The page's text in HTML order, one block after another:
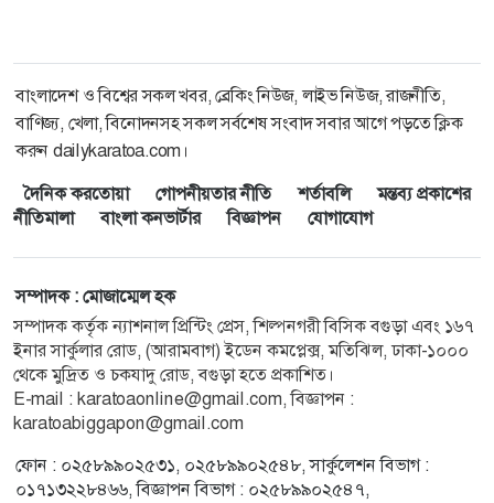
বাংলাদেশ ও বিশ্বের সকল খবর, ব্রেকিং নিউজ, লাইভ নিউজ, রাজনীতি,
বাণিজ্য, খেলা, বিনোদনসহ সকল সর্বশেষ সংবাদ সবার আগে পড়তে ক্লিক
করুন dailykaratoa.com।
দৈনিক করতোয়া
গোপনীয়তার নীতি শর্তাবলি
মন্তব্য প্রকাশের
নীতিমালা
বাংলা কনভার্টার বিজ্ঞাপন যোগাযোগ
সম্পাদক : মোজাম্মেল হক
সম্পাদক কর্তৃক ন্যাশনাল প্রিন্টিং প্রেস, শিল্পনগরী বিসিক বগুড়া এবং ১৬৭
ইনার সার্কুলার রোড, (আরামবাগ) ইডেন কমপ্লেক্স, মতিঝিল, ঢাকা-১০০০
থেকে মুদ্রিত ও চকযাদু রোড, বগুড়া হতে প্রকাশিত।
E-mail : karatoaonline@gmail.com, বিজ্ঞাপন :
karatoabiggapon@gmail.com
ফোন : ০২৫৮৯৯০২৫৩১, ০২৫৮৯৯০২৫৪৮, সার্কুলেশন বিভাগ :
০১৭১৩২২৮৪৬৬, বিজ্ঞাপন বিভাগ : ০২৫৮৯৯০২৫৪৭,